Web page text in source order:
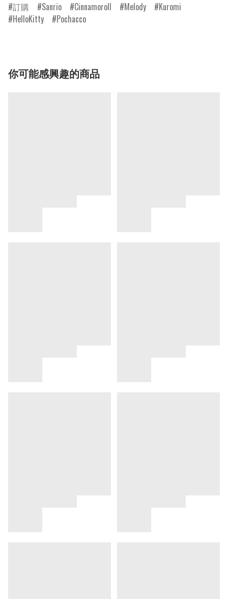
訂購
Sanrio Cinnamoroll Melody
Kuromi
HelloKitty
Pochacco
你可能感興趣的商品